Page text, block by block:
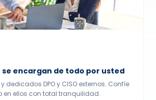
encargan de todo por usted
dedicados DPO y CISO externos. Confíe
ellos con total tranquilidad.